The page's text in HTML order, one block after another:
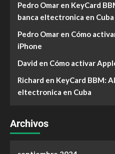
Pedro Omar en KeyCard
banca eltectronica en Cuba
Pedro Omar en Cómo
iPhone
David en Cómo activar
Richard en KeyCard BBM:
eltectronica en Cuba
Archivos